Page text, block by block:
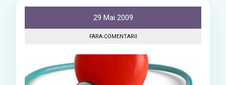
29 Mai 2009
FARA COMENTARII